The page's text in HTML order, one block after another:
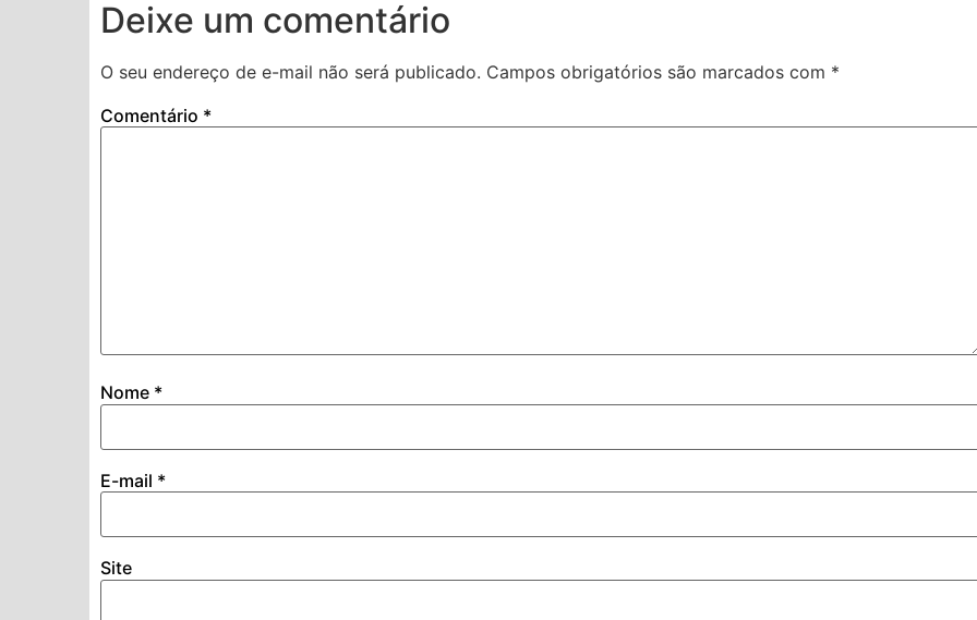
Deixe um comentário
O seu endereço de e-mail não será publicado. Campos obrigatórios são marcados com *
Comentário *
Nome *
E-mail *
Site